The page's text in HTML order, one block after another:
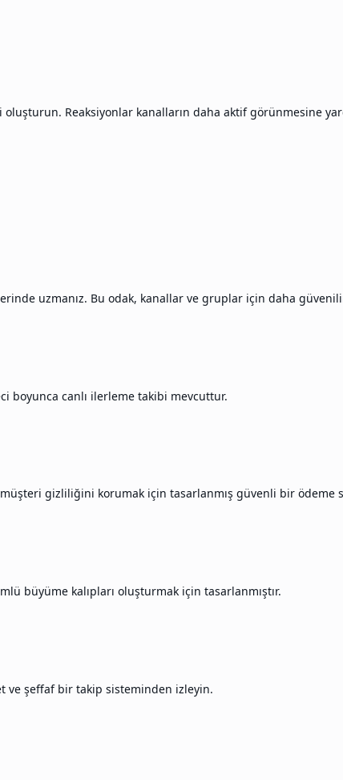
Reaksiyonlar kanalların daha aktif görünmesine
uzmanız. Bu odak, kanallar ve gruplar için daha
boyunca canlı ilerleme takibi mevcuttur.
gizliliğini korumak için tasarlanmış güvenli bir ödeme
büyüme kalıpları oluşturmak için tasarlanmıştır.
ve şeffaf bir takip sisteminden izleyin.